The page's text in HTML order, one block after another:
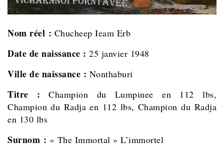
Nom réel : Chucheep Ieam Erb
Date de naissance : 25 janvier 1948
Ville de naissance : Nonthaburi
Titre :Champion du Lumpinee en 112 lbs,
Champion du Radja en 112 lbs, Champion du Radja
en 130 lbs
Surnom : « The Immortal » L’immortel